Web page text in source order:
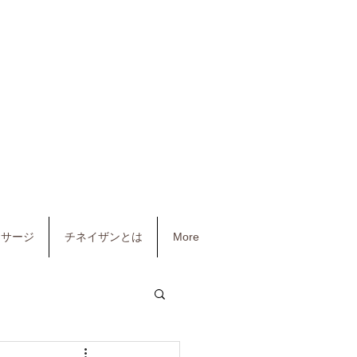
ージ チネイザンとは More